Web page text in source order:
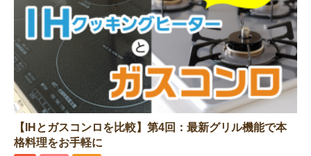
【IHとガスコンロを比較】第4回：最新グリル機能で本
格料理をお手軽に